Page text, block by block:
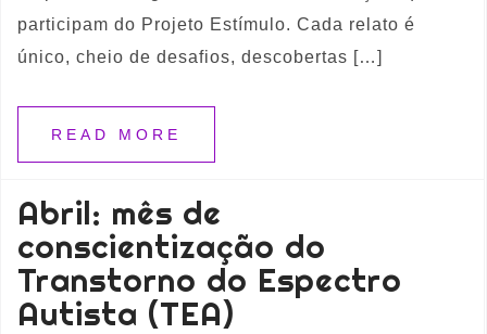
participam do Projeto Estímulo. Cada relato é
único, cheio de desafios, descobertas […]
READ MORE
Abril: mês de
conscientização do
Transtorno do Espectro
Autista (TEA)